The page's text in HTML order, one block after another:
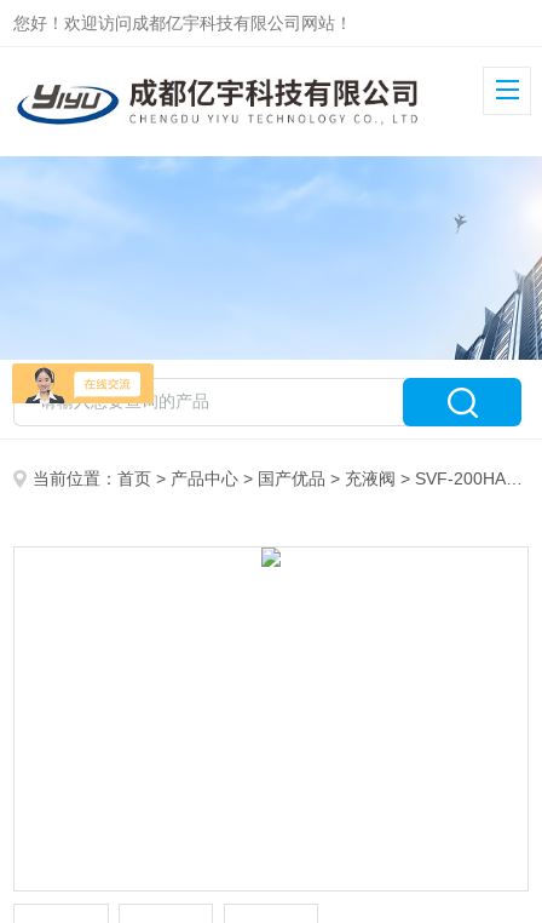
您好！欢迎访问成都亿宇科技有限公司网站！
当前位置：首页 > 产品中心 > 国产优品 > 充液阀 > SVF-200HANWAY国产替代哈威充液阀SVF系列